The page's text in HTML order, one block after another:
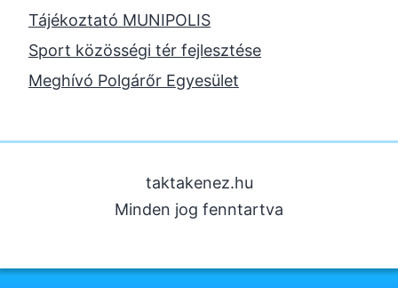
2023. szeptember
2023. június
2023. február
2022. november
2022. május
Tájékoztató MUNIPOLIS
Sport közösségi tér fejlesztése
Meghívó Polgárőr Egyesület
taktakenez.hu
Minden jog fenntartva